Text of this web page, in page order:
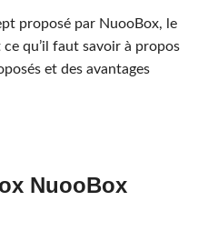
proposé par NuooBox, le
qu’il faut savoir à propos
et des avantages
NuooBox